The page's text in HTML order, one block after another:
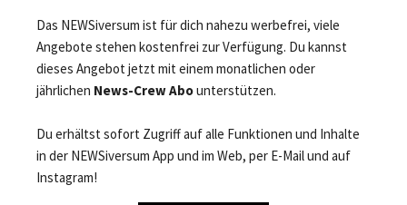
Das NEWSiversum ist für dich nahezu werbefrei, viele
Angebote stehen kostenfrei zur Verfügung. Du kannst
dieses Angebot jetzt mit einem monatlichen oder
jährlichen News-Crew Abounterstützen.
Du erhältst sofort Zugriff auf alle Funktionen und Inhalte
in der NEWSiversum App und im Web, per E-Mail und auf
Instagram!